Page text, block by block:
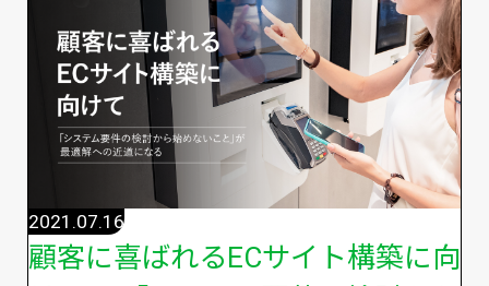
顧客に喜ばれるECサイト構築に向
2021.07.16